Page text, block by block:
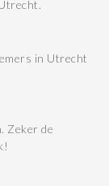
in Utrecht
Zeker de